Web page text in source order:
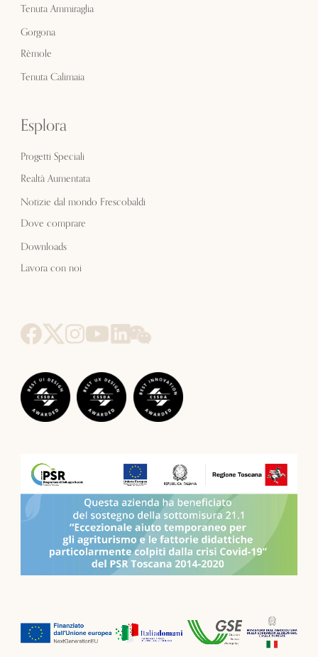
Tenuta Ammiraglia
Gorgona
Rèmole
Tenuta Calimaia
Esplora
Progetti Speciali
Realtà Aumentata
Notizie dal mondo Frescobaldi
Dove comprare
Downloads
Lavora con noi